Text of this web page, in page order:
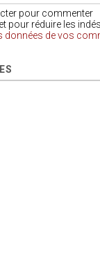
pour commenter
pour réduire les
données de vos